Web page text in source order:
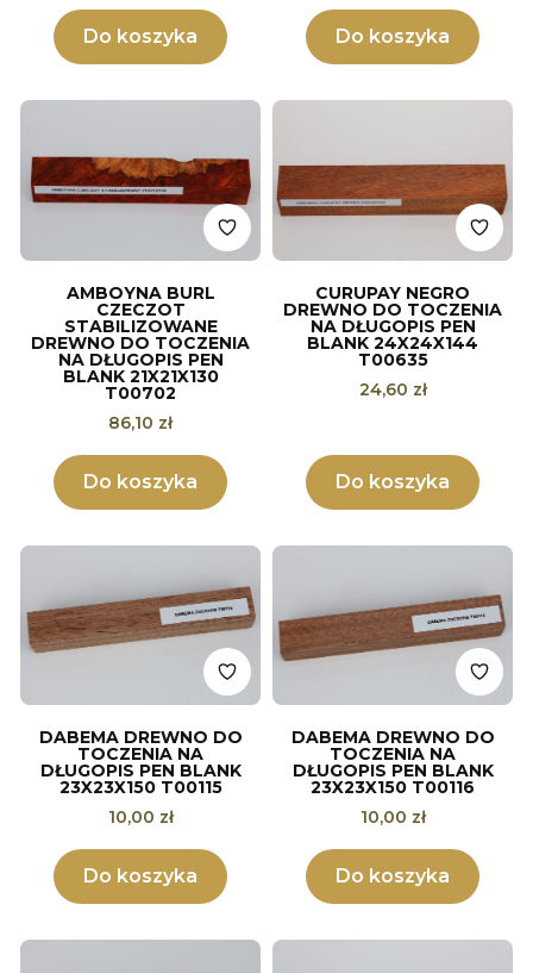
Do koszyka Do koszyka
AMBOYNA BURL
CZECZOT
STABILIZOWANE
DREWNO DO TOCZENIA
NA DŁUGOPIS PEN
BLANK 21X21X130
T00702
Cena
86,10 zł
Do koszyka
CURUPAY NEGRO
DREWNO DO TOCZENIA
NA DŁUGOPIS PEN
BLANK 24X24X144
T00635
Cena
24,60 zł
Do koszyka
DABEMA DREWNO DO
TOCZENIA NA
DŁUGOPIS PEN BLANK
23X23X150 T00115
Cena
10,00 zł
Do koszyka
DABEMA DREWNO DO
TOCZENIA NA
DŁUGOPIS PEN BLANK
23X23X150 T00116
Cena
10,00 zł
Do koszyka